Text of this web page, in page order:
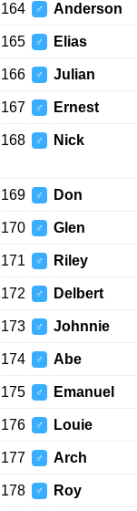
164 ♂ Anderson
165 ♂ Elias
166 ♂ Julian
167 ♂ Ernest
168 ♂ Nick
169 ♂ Don
170 ♂ Glen
171 ♂ Riley
172 ♂ Delbert
173 ♂ Johnnie
174 ♂ Abe
175 ♂ Emanuel
176 ♂ Louie
177 ♂ Arch
178 ♂ Roy